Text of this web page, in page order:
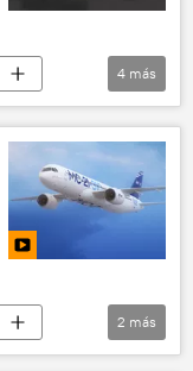
📰 Operación rusa de desmilitarización y desnazificación de Ucrania
4 más
2 más